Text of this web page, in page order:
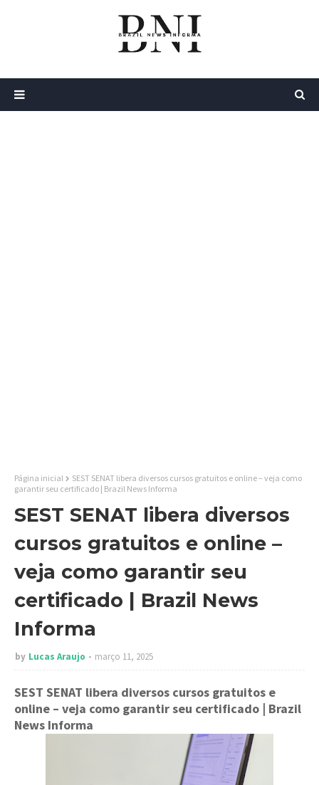
Página inicial
SEST SENAT libera diversos cursos gratuitos e online – veja como
garantir seu certificado | Brazil News Informa
SEST SENAT libera diversos
cursos gratuitos e online –
veja como garantir seu
certificado | Brazil News
Informa
by Lucas Araujo março 11, 2025
SEST SENAT libera diversos cursos gratuitos e
online – veja como garantir seu certificado | Brazil
News Informa